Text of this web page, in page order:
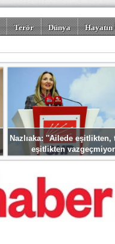
Terör Dünya
Nazlıaka: ''Ailede eşitlikten,
eşitlikten